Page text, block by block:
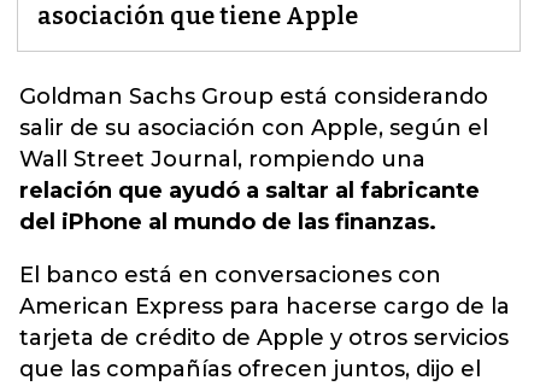
asociación que tiene Apple
Goldman Sachs Group está considerando
salir de su asociación con Apple, según el
Wall Street Journal, rompiendo una
relación que ayudó a saltar al fabricante
del iPhone al mundo de las finanzas.
El banco está en conversaciones con
American Express para hacerse cargo de la
tarjeta de crédito de Apple y otros servicios
que las compañías ofrecen juntos, dijo el